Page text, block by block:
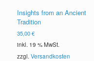
Insights from an Ancient
Tradition
35,00€
inkl. 19 % MwSt.
zzgl. Versandkosten